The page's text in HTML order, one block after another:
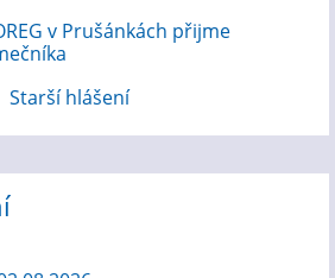
v Prušánkách přijme
Starší hlášení